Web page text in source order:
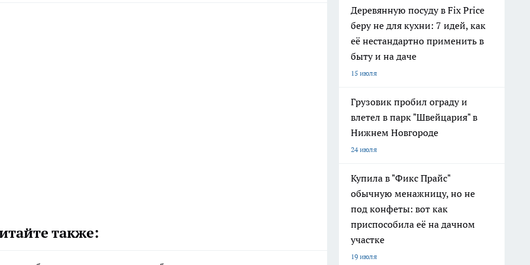
также:
Деревянную посуду в Fix Price
беру не для кухни: 7 идей, как
её нестандартно применить в
быту и на даче
15 июля
Грузовик пробил ограду и
влетел в парк "Швейцария" в
Нижнем Новгороде
24 июля
Купила в "Фикс Прайс"
обычную менажницу, но не
под конфеты: вот как
приспособила её на дачном
участке
19 июля